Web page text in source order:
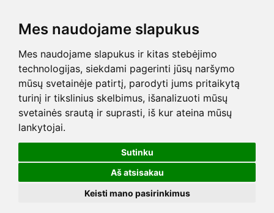
Mes naudojame slapukus
Mes naudojame slapukus ir kitas stebėjimo
technologijas, siekdami pagerinti jūsų naršymo
mūsų svetainėje patirtį, parodyti jums pritaikytą
turinį ir tikslinius skelbimus, išanalizuoti mūsų
svetainės srautą ir suprasti, iš kur ateina mūsų
lankytojai.
Sutinku
Aš atsisakau
Keisti mano pasirinkimus